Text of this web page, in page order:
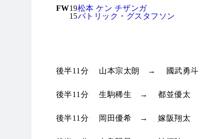
FW19松本 ケン チザンガ
15パトリック・グスタフソン
後半11分 山本宗太朗 → 國武勇斗
後半11分 生駒稀生 →都並優太
後半11分 岡田優希 →嫁阪翔太